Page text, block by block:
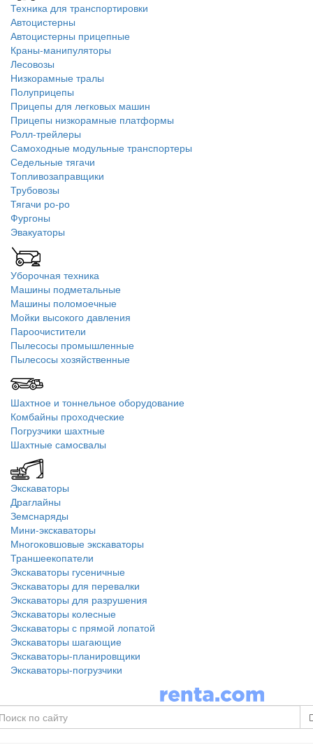
Техника для транспортировки
Автоцистерны
Автоцистерны прицепные
Краны-манипуляторы
Лесовозы
Низкорамные тралы
Полуприцепы
Прицепы для легковых машин
Прицепы низкорамные платформы
Ролл-трейлеры
Самоходные модульные транспортеры
Седельные тягачи
Топливозаправщики
Трубовозы
Тягачи ро-ро
Фургоны
Эвакуаторы
Уборочная техника
Машины подметальные
Машины поломоечные
Мойки высокого давления
Пароочистители
Пылесосы промышленные
Пылесосы хозяйственные
Шахтное и тоннельное оборудование
Комбайны проходческие
Погрузчики шахтные
Шахтные самосвалы
Экскаваторы
Драглайны
Земснаряды
Мини-экскаваторы
Многоковшовые экскаваторы
Траншеекопатели
Экскаваторы гусеничные
Экскаваторы для перевалки
Экскаваторы для разрушения
Экскаваторы колесные
Экскаваторы с прямой лопатой
Экскаваторы шагающие
Экскаваторы-планировщики
Экскаваторы-погрузчики